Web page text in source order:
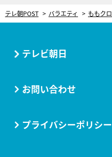
テレ朝POST バラエティ
テレビ朝日
お問い合わせ
プライバシーポリシー